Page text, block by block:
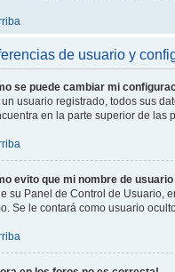
de usuario y
se puede cambiar mi
un usuario registrado, todos sus
en la parte superior de las
evito que mi nombre de
su Panel de Control de Usuario,
Se le contará como usuario